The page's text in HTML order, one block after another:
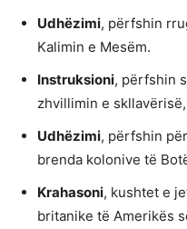
Udhëzimi, përfshin
Kalimin e Mesëm.
Instruksioni, përfshin
zhvillimin e
Udhëzimi, përfshin
brenda kolonive të
Krahasoni, kushtet e
britanike të Amerikës